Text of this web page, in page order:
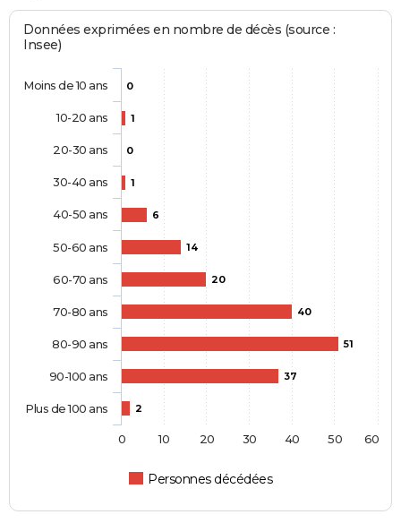
Données exprimées en nombre de décès (source :
Insee)
0
1
0
1
6
14
20
40
51
37
2
Personnes décédées
Moins de 10 ans
10-20 ans
20-30 ans
30-40 ans
40-50 ans
50-60 ans
60-70 ans
70-80 ans
80-90 ans
90-100 ans
Plus de 100 ans
0 10 20 30 40 50 60